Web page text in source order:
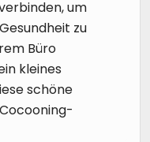
um
zu
Büro
kleines
schöne